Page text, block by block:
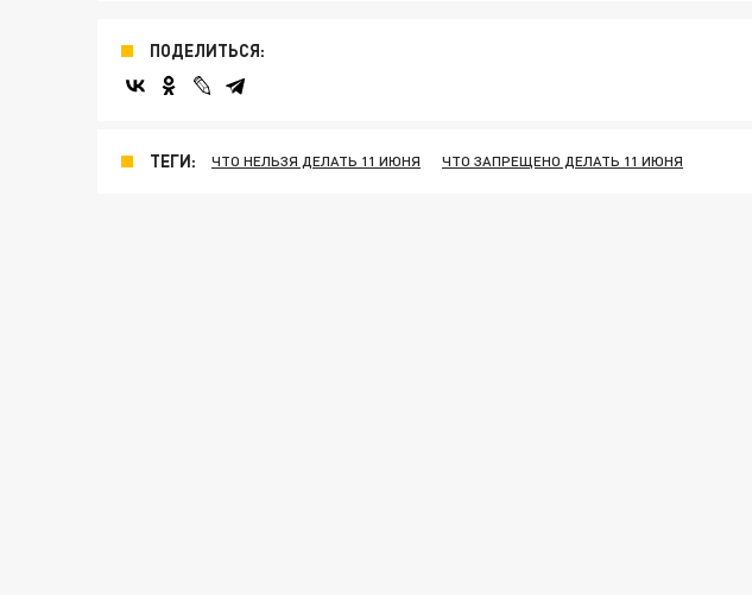
ПОДЕЛИТЬСЯ:
ТЕГИ: ЧТО НЕЛЬЗЯ ДЕЛАТЬ 11 ИЮНЯ ЧТО ЗАПРЕЩЕНО ДЕЛАТЬ 11 ИЮНЯ